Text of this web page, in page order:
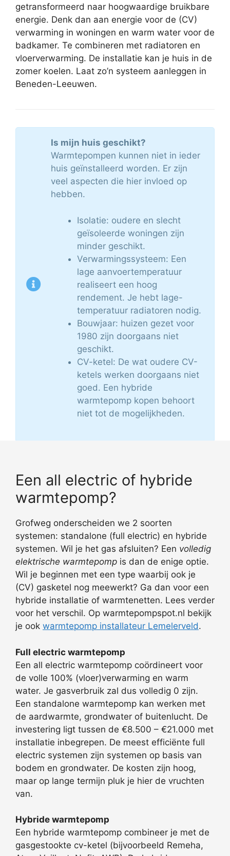
getransformeerd naar hoogwaardige bruikbare
energie. Denk dan aan energie voor de (CV)
verwarming in woningen en warm water voor de
badkamer. Te combineren met radiatoren en
vloerverwarming. De installatie kan je huis in de
zomer koelen. Laat zo’n systeem aanleggen in
Beneden-Leeuwen.
Is mijn huis geschikt?
Warmtepompen kunnen niet in ieder
huis geïnstalleerd worden. Er zijn
veel aspecten die hier invloed op
hebben.
Isolatie: oudere en slecht
geïsoleerde woningen zijn
minder geschikt.
Verwarmingssysteem: Een
lage aanvoertemperatuur
realiseert een hoog
rendement. Je hebt lage-
temperatuur radiatoren nodig.
Bouwjaar: huizen gezet voor
1980 zijn doorgaans niet
geschikt.
CV-ketel: De wat oudere CV-
ketels werken doorgaans niet
goed. Een hybride
warmtepomp kopen behoort
niet tot de mogelijkheden.
Een all electric of hybride
warmtepomp?
Grofweg onderscheiden we 2 soorten
systemen: standalone (full electric) en hybride
systemen. Wil je het gas afsluiten? Een volledig
elektrische warmtepomp is dan de enige optie.
Wil je beginnen met een type waarbij ook je
(CV) gasketel nog meewerkt? Ga dan voor een
hybride installatie of warmtenetten. Lees verder
voor het verschil. Op warmtepompspot.nl bekijk
je ook warmtepomp installateur Lemelerveld.
Full electric warmtepomp
Een all electric warmtepomp coördineert voor
de volle 100% (vloer)verwarming en warm
water. Je gasverbruik zal dus volledig 0 zijn.
Een standalone warmtepomp kan werken met
de aardwarmte, grondwater of buitenlucht. De
investering ligt tussen de €8.500 – €21.000 met
installatie inbegrepen. De meest efficiënte full
electric systemen zijn systemen op basis van
bodem en grondwater. De kosten zijn hoog,
maar op lange termijn pluk je hier de vruchten
van.
Hybride warmtepomp
Een hybride warmtepomp combineer je met de
gasgestookte cv-ketel (bijvoorbeeld Remeha,